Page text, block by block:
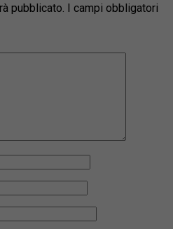
pubblicato. I campi obbligatori